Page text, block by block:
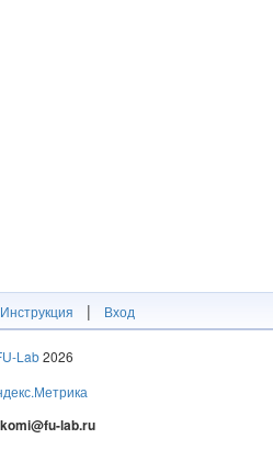
Инструкция | Вход
Lab2026
komi@fu-lab.ru